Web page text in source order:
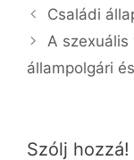
Családi
A szexuális
állampolgári
Szólj hozzá!